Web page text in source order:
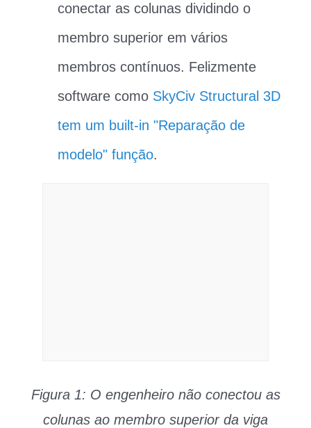
conectar as colunas dividindo o
membro superior em vários
membros contínuos. Felizmente
software como SkyCiv Structural 3D
tem um built-in "Reparação de
modelo" função.
Figura 1: O engenheiro não conectou as
colunas ao membro superior da viga